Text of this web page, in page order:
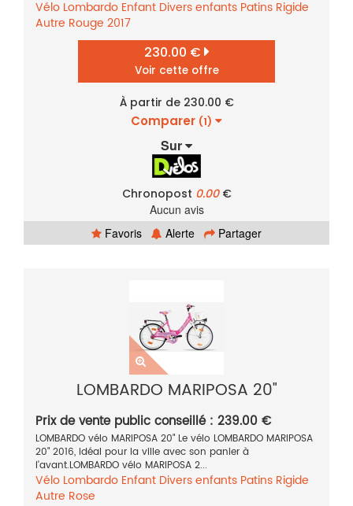
Vélo Lombardo Enfant Divers enfants Patins Rigide
Autre Rouge 2017
230.00 €
Voir cette offre
À partir de 230.00 €
Comparer (1)
Sur
Chronopost 0.00€
Aucun avis
Favoris
Alerte Partager
LOMBARDO MARIPOSA 20"
Prix de vente public conseillé : 239.00 €
LOMBARDO vélo MARIPOSA 20" Le vélo LOMBARDO MARIPOSA
20" 2016, idéal pour la ville avec son panier à
l'avant.LOMBARDO vélo MARIPOSA 2...
Vélo Lombardo Enfant Divers enfants Patins Rigide
Autre Rose